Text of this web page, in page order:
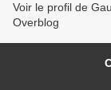
Voir le profil de
Overblog